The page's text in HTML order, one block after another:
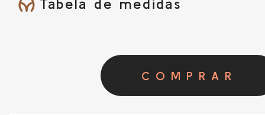
Tabela de medidas
COMPRAR